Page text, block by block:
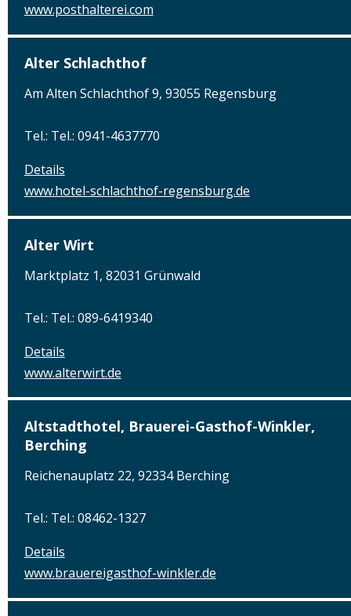
www.posthalterei.com
Alter Schlachthof
Am Alten Schlachthof 9, 93055 Regensburg
Tel.: Tel.: 0941-4637770
Details
www.hotel-schlachthof-regensburg.de
Alter Wirt
Marktplatz 1, 82031 Grünwald
Tel.: Tel.: 089-6419340
Details
www.alterwirt.de
Altstadthotel, Brauerei-Gasthof-Winkler,
Berching
Reichenauplatz 22, 92334 Berching
Tel.: Tel.: 08462-1327
Details
www.brauereigasthof-winkler.de